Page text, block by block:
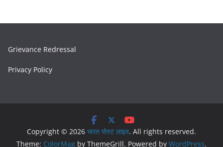
Grievance Redressal
Privacy Policy
Copyright © 2026 भारत पोस्ट लाइव. All rights reserved.
Theme: ColorMag by ThemeGrill. Powered by WordPress.